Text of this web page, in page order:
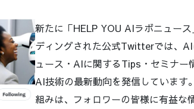
新たに「HELP YOU AIラボニュー
ディングされた公式Twitterでは、AI
ュース・AIに関するTips・セミナー
AI技術の最新動向を発信しています
組みは、フォロワーの皆様に有益な